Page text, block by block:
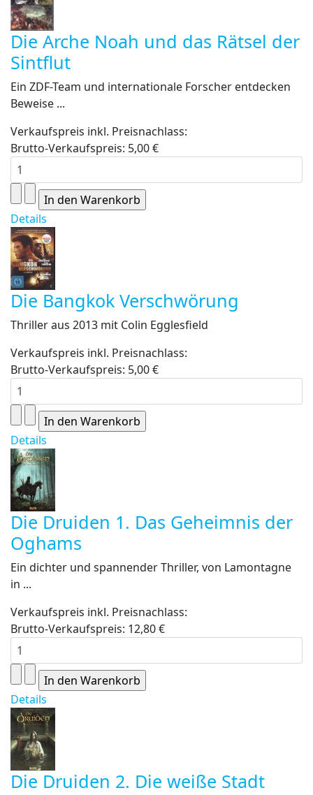
Die Arche Noah und das Rätsel der
Sintflut
Ein ZDF-Team und internationale Forscher entdecken
Beweise ...
Verkaufspreis inkl. Preisnachlass:
Brutto-Verkaufspreis: 5,00 €
Details
Die Bangkok Verschwörung
Thriller aus 2013 mit Colin Egglesfield
Verkaufspreis inkl. Preisnachlass:
Brutto-Verkaufspreis: 5,00 €
Details
Die Druiden 1. Das Geheimnis der
Oghams
Ein dichter und spannender Thriller, von Lamontagne
in ...
Verkaufspreis inkl. Preisnachlass:
Brutto-Verkaufspreis: 12,80 €
Details
Die Druiden 2. Die weiße Stadt